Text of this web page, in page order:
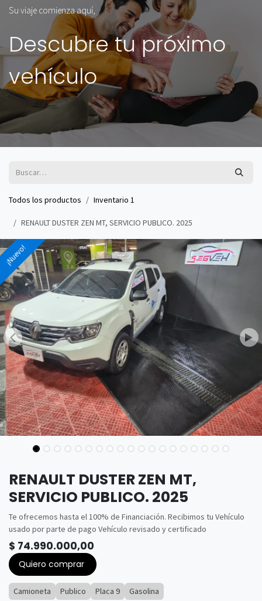
Su viaje comienza aquí,
Descubre tu próximo
vehículo
Todos los productos Inventario 1
RENAULT DUSTER ZEN MT, SERVICIO PUBLICO. 2025
¡Nuevo!
¡Nuevo!
RENAULT DUSTER ZEN MT,
SERVICIO PUBLICO. 2025
Te ofrecemos hasta el 100% de Financiación. Recibimos tu Vehículo
usado por parte de pago Vehículo revisado y certificado
$ 74.990.000,00
Quiero comprar
Camioneta Publico Placa 9 Gasolina